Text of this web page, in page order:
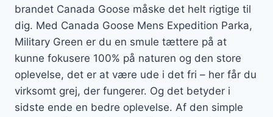
brandet Canada Goose måske det helt rigtige til
dig. Med Canada Goose Mens Expedition Parka,
Military Green er du en smule tættere på at
kunne fokusere 100% på naturen og den store
oplevelse, det er at være ude i det fri – her får du
virksomt grej, der fungerer. Og det betyder i
sidste ende en bedre oplevelse. Af den simple